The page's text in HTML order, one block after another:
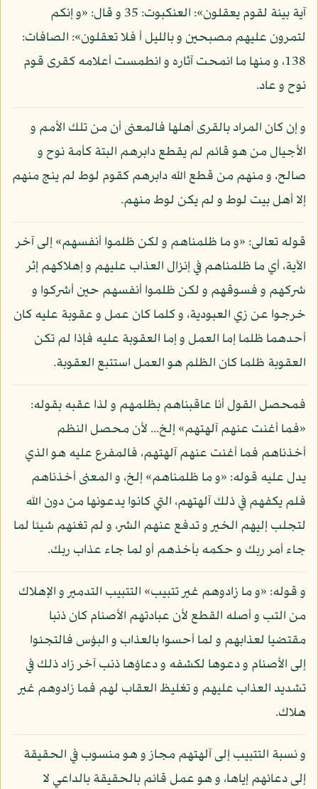
آية بينة لقوم يعقلون»: العنكبوت: 35 و قال: «و إنكم
لتمرون عليهم مصبحين و بالليل أ فلا تعقلون»: الصافات:
138، و منها ما انمحت آثاره و انطمست أعلامه كقرى قوم
نوح و عاد.
و إن كان المراد بالقرى أهلها فالمعنى أن من تلك الأمم و
الأجيال من هو قائم لم يقطع دابرهم البتة كأمة نوح و
صالح، و منهم من قطع الله دابرهم كقوم لوط لم ينج منهم
إلا أهل بيت لوط و لم يكن لوط منهم.
قوله تعالى: «و ما ظلمناهم و لكن ظلموا أنفسهم» إلى آخر
الآية، أي ما ظلمناهم في إنزال العذاب عليهم و إهلاكهم إثر
شركهم و فسوقهم و لكن ظلموا أنفسهم حين أشركوا و
خرجوا عن زي العبودية، و كلما كان عمل و عقوبة عليه كان
أحدهما ظلما إما العمل و إما العقوبة عليه فإذا لم تكن
العقوبة ظلما كان الظلم هو العمل استتبع العقوبة.
فمحصل القول أنا عاقبناهم بظلمهم و لذا عقبه بقوله:
«فما أغنت عنهم آلهتهم» إلخ... لأن محصل النظم
أخذناهم فما أغنت عنهم آلهتهم، فالمفرع عليه هو الذي
يدل عليه قوله: «و ما ظلمناهم» إلخ، و المعنى أخذناهم
فلم يكفهم في ذلك آلهتهم، التي كانوا يدعونها من دون الله
لتجلب إليهم الخير و تدفع عنهم الشر، و لم تغنهم شيئا لما
جاء أمر ربك و حكمه بأخذهم أو لما جاء عذاب ربك.
و قوله: «و ما زادوهم غير تتبيب» التتبيب التدمير و الإهلاك
من التب و أصله القطع لأن عبادتهم الأصنام كان ذنبا
مقتضيا لعذابهم و لما أحسوا بالعذاب و البؤس فالتجئوا
إلى الأصنام و دعوها لكشفه و دعاؤها ذنب آخر زاد ذلك في
تشديد العذاب عليهم و تغليظ العقاب لهم فما زادوهم غير
هلاك.
و نسبة التتبيب إلى آلهتهم مجاز و هو منسوب في الحقيقة
إلى دعائهم إياها، و هو عمل قائم بالحقيقة بالداعي لا